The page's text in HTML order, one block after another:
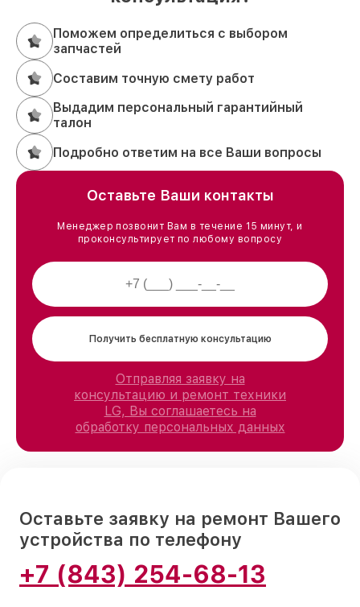
Поможем определиться с выбором
запчастей
Составим точную смету работ
Выдадим персональный гарантийный
талон
Подробно ответим на все Ваши вопросы
Оставьте Ваши контакты
Менеджер позвонит Вам в течение 15 минут, и
проконсультирует по любому вопросу
Получить бесплатную консультацию
Отправляя заявку на
консультацию и ремонт техники
LG, Вы соглашаетесь на
обработку персональных данных
Оставьте заявку на ремонт Вашего
устройства по телефону
+7 (843) 254-68-13